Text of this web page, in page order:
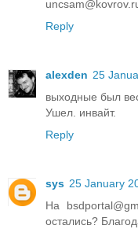
Reply
alexden 25
выходные был
Ушел. инвайт.
Reply
sys 25 January
На
остались?